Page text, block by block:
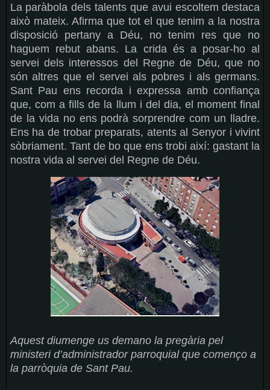
La paràbola dels talents que avui escoltem destaca
això mateix. Afirma que tot el que tenim a la nostra
disposició pertany a Déu, no tenim res que no
haguem rebut abans. La crida és a posar-ho al
servei dels interessos del Regne de Déu, que no
són altres que el servei als pobres i als germans.
Sant Pau ens recorda i expressa amb confiança
que, com a fills de la llum i del dia, el moment final
de la vida no ens podrà sorprendre com un lladre.
Ens ha de trobar preparats, atents al Senyor i vivint
sòbriament. Tant de bo que ens trobi així: gastant la
nostra vida al servei del Regne de Déu.
Aquest diumenge us demano la pregària pel
ministeri d’administrador parroquial que començo a
la parròquia de Sant Pau.